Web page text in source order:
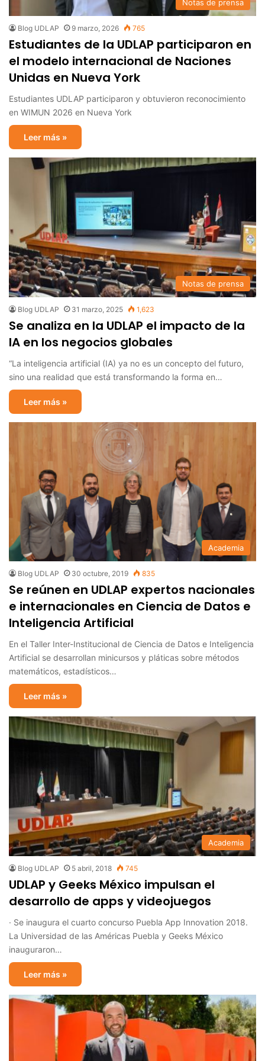
Notas de prensa
Blog UDLAP 9 marzo, 2026 765
Estudiantes de la UDLAP participaron en
el modelo internacional de Naciones
Unidas en Nueva York
Estudiantes UDLAP participaron y obtuvieron reconocimiento
en WIMUN 2026 en Nueva York
Leer más »
Notas de prensa
Blog UDLAP 31 marzo, 2025 1,623
Se analiza en la UDLAP el impacto de la
IA en los negocios globales
“La inteligencia artificial (IA) ya no es un concepto del futuro,
sino una realidad que está transformando la forma en…
Leer más »
Academia
Blog UDLAP 30 octubre, 2019 835
Se reúnen en UDLAP expertos nacionales
e internacionales en Ciencia de Datos e
Inteligencia Artificial
En el Taller Inter-Institucional de Ciencia de Datos e Inteligencia
Artificial se desarrollan minicursos y pláticas sobre métodos
matemáticos, estadísticos…
Leer más »
Academia
Blog UDLAP 5 abril, 2018 745
UDLAP y Geeks México impulsan el
desarrollo de apps y videojuegos
· Se inaugura el cuarto concurso Puebla App Innovation 2018.
La Universidad de las Américas Puebla y Geeks México
inauguraron…
Leer más »